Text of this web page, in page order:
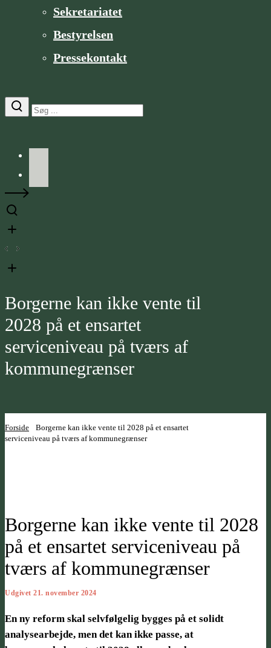
Sekretariatet
Bestyrelsen
Pressekontakt
Borgerne kan ikke vente til
2028 på et ensartet
serviceniveau på tværs af
kommunegrænser
Forside
Borgerne kan ikke vente til 2028 på et ensartet
serviceniveau på tværs af kommunegrænser
Borgerne kan ikke vente til 2028
på et ensartet serviceniveau på
tværs af kommunegrænser
Udgivet 21. november 2024
En ny reform skal selvfølgelig bygges på et solidt
analysearbejde, men det kan ikke passe, at